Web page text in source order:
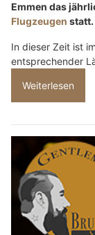
Emmen das
Flugzeugen statt.
In dieser Zeit ist im
entsprechender
Weiterlesen